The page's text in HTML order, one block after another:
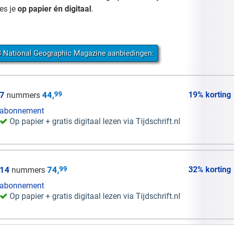
je op papier én digitaal.
National Geographic Magazine aanbiedingen:
7 nummers 44,99
19% korting
abonnement
Op papier + gratis digitaal lezen via Tijdschrift.nl
14 nummers 74,99
32% korting
abonnement
Op papier + gratis digitaal lezen via Tijdschrift.nl